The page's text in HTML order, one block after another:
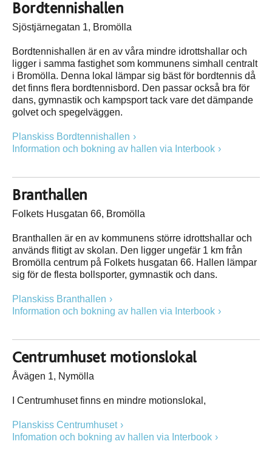
Bordtennishallen
Sjöstjärnegatan 1, Bromölla
Bordtennishallen är en av våra mindre idrottshallar och
ligger i samma fastighet som kommunens simhall centralt
i Bromölla. Denna lokal lämpar sig bäst för bordtennis då
det finns flera bordtennisbord. Den passar också bra för
dans, gymnastik och kampsport tack vare det dämpande
golvet och spegelväggen.
Planskiss Bordtennishallen
Information och bokning av hallen via Interbook
Branthallen
Folkets Husgatan 66, Bromölla
Branthallen är en av kommunens större idrottshallar och
används flitigt av skolan. Den ligger ungefär 1 km från
Bromölla centrum på Folkets husgatan 66. Hallen lämpar
sig för de flesta bollsporter, gymnastik och dans.
Planskiss Branthallen
Information och bokning av hallen via Interbook
Centrumhuset motionslokal
Åvägen 1, Nymölla
I Centrumhuset finns en mindre motionslokal,
Planskiss Centrumhuset
Infomation och bokning av hallen via Interbook